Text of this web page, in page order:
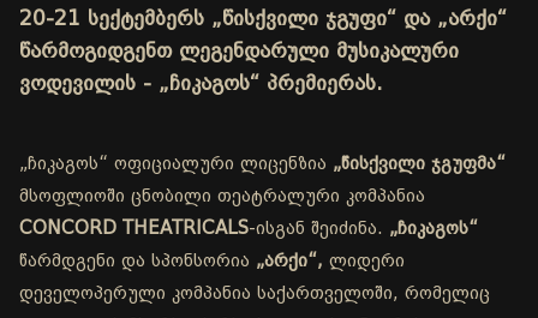
20-21 სექტემბერს „წისქვილი ჯგუფი“ და „არქი“
წარმოგიდგენთ ლეგენდარული მუსიკალური
ვოდევილის - „ჩიკაგოს“ პრემიერას.
„ჩიკაგოს“ ოფიციალური ლიცენზია „წისქვილი ჯგუფმა“
მსოფლიოში ცნობილი თეატრალური კომპანია
CONCORD THEATRICALS-ისგან შეიძინა. „ჩიკაგოს“
წარმდგენი და სპონსორია „არქი“, ლიდერი
დეველოპერული კომპანია საქართველოში, რომელიც